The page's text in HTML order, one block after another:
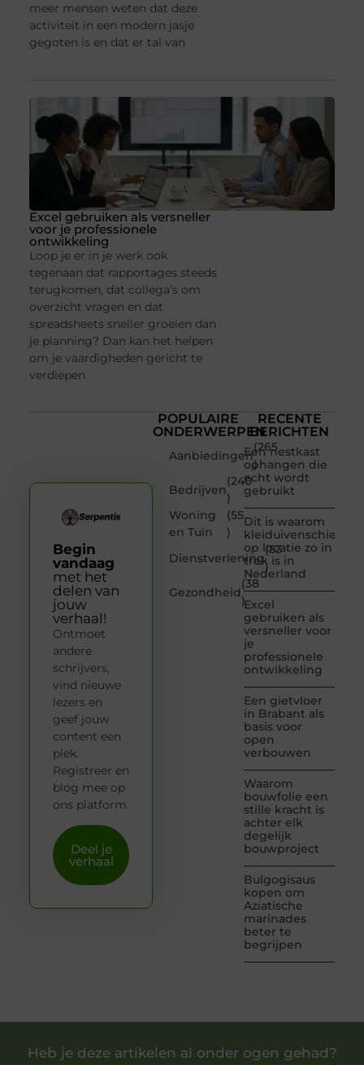
meer mensen weten dat deze
activiteit in een modern jasje
gegoten is en dat er tal van
Excel gebruiken als versneller
voor je professionele
ontwikkeling
Loop je er in je werk ook
tegenaan dat rapportages steeds
terugkomen, dat collega’s om
overzicht vragen en dat
spreadsheets sneller groeien dan
je planning? Dan kan het helpen
om je vaardigheden gericht te
verdiepen
POPULAIRE
ONDERWERPEN
Aanbiedingen
(265
)
Bedrijven
(240
)
Woning
en Tuin
(55
)
Dienstverlening
(53
)
Gezondheid
(38
)
RECENTE
BERICHTEN
Een nestkast
ophangen die
echt wordt
gebruikt
Dit is waarom
kleiduivenschieten
op locatie zo in
trek is in
Nederland
Excel
gebruiken als
versneller voor
je
professionele
ontwikkeling
Een gietvloer
in Brabant als
basis voor
open
verbouwen
Waarom
bouwfolie een
stille kracht is
achter elk
degelijk
bouwproject
Bulgogisaus
kopen om
Aziatische
marinades
beter te
begrijpen
Begin
vandaag
met het
delen van
jouw
verhaal!
Ontmoet
andere
schrijvers,
vind nieuwe
lezers en
geef jouw
content een
plek.
Registreer en
blog mee op
ons platform.
Deel je
verhaal
Heb je deze artikelen al onder ogen gehad?